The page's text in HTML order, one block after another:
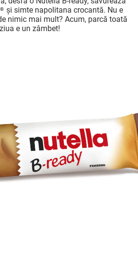
® și simte napolitana crocantă. Nu e
nimic mai mult? Acum, parcă toată
ziua e un zâmbet!